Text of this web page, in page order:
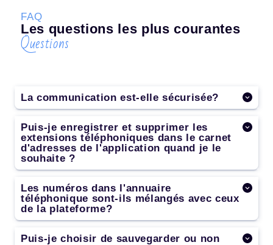
FAQ
Les questions les plus courantes
Questions
La communication est-elle sécurisée?
Puis-je enregistrer et supprimer les
extensions téléphoniques dans le carnet
d'adresses de l'application quand je le
souhaite ?
Les numéros dans l'annuaire
téléphonique sont-ils mélangés avec ceux
de la plateforme?
Puis-je choisir de sauvegarder ou non